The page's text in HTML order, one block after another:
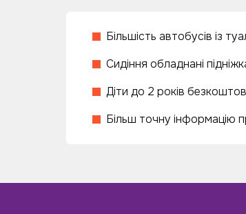
Більшість автобусів із
Сидіння обладнані
Діти до 2 років
Більш точну інформацію